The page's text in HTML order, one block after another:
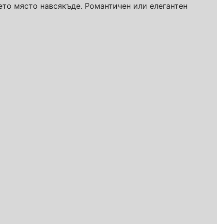
място навсякъде. Романтичен или елегантен